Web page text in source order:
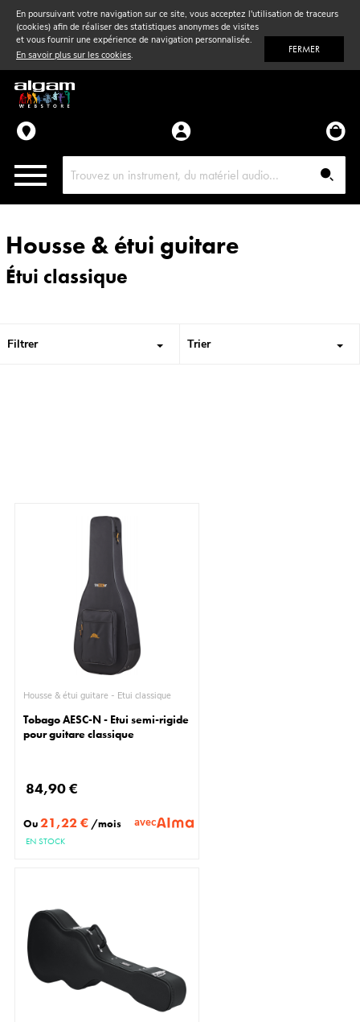
En poursuivant votre navigation sur ce site, vous acceptez l'utilisation de traceurs
(cookies) afin de réaliser des statistiques anonymes de visites
et vous fournir une expérience de navigation personnalisée.
En savoir plus sur les cookies. FERMER
Vent& Violon
Accessoires
Pièces détachées
Housse & étui guitare
Étui classique
Housse & étui guitare - Étui classique
Tobago AESC-N - Etui semi-rigide
pour guitare classique
84,90 €
Ou21,22 € /mois avec
EN STOCK
Trier
Filtrer